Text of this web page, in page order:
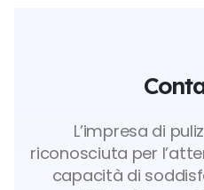
L’impresa di
riconosciuta per
capacità di